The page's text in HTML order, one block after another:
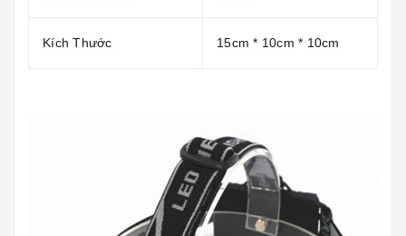
Kích Thước 15cm * 10cm * 10cm